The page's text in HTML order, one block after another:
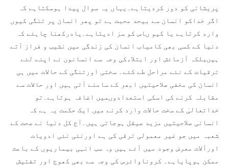
پریشانی کو دور کردیتاہے۔یہاں یہ سوال پیدا ہوسکتاہے کہ
اگر خداکو انسان سے بیحد محبت ہے تو پھر انسان پر تنگی کیوں
وارد کرتاہے یا کیو ںاس کو سز ادیتاہے۔یادرکھنا چاہئے کہ
دنیا کے کسی بھی کامیاب انسان کی زندگی میں نشیب و فراز آتے
ہیںبلکہ آزمائش اور ابتلاءکی وجہ سے انسانوں نے اپنے لئے
ترقیات کے نئے مراحل طے کئے۔ سختی اورتنگی کے حالات میں ہی
انسان کی مخفی صلاحیتیں ابھر کے سامنے آتی ہیں اور حالات سے
مقابلہ کرنے کی اسکی استعدادوںمیں اضافہ ہوتاہے۔تو
خداتعالیٰ کے سخت حالات وارد کرنے میں ایک حکمت یہ ہے کہ
انسانی صلاحیتیں مزید صیقل ہوجاتی ہیں۔آج کل دنیا نے صحت کے
شعبہ میں جو غیر معمولی ترقی کی ہے اورنئی نئی ادویات
اورآلات معرض وجود میں آئے ہیں وہ سب انہی بیماریوں کے باعث
ممکن ہوپایاہے۔ کروناوائرس کی وجہ سے بھی کھوج اور تفتیش